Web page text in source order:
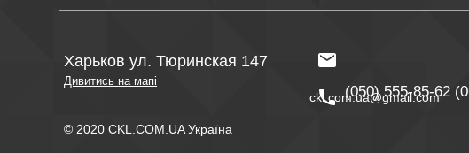
Харьков ул. Тюринская 147
Дивитись на мапі
ckl.com.ua@gmail.com
(050) 555-85-62
© 2020 CKL.COM.UA Україна